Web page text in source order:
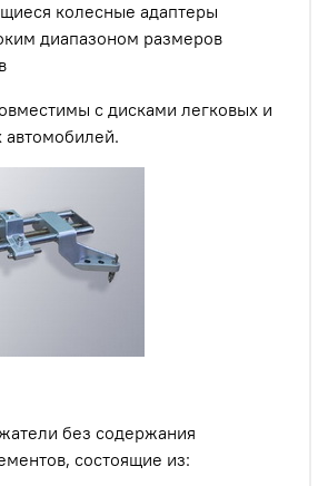
колесные адаптеры
диапазоном размеров
с дисками легковых и
автомобилей.
без содержания
состоящие из: